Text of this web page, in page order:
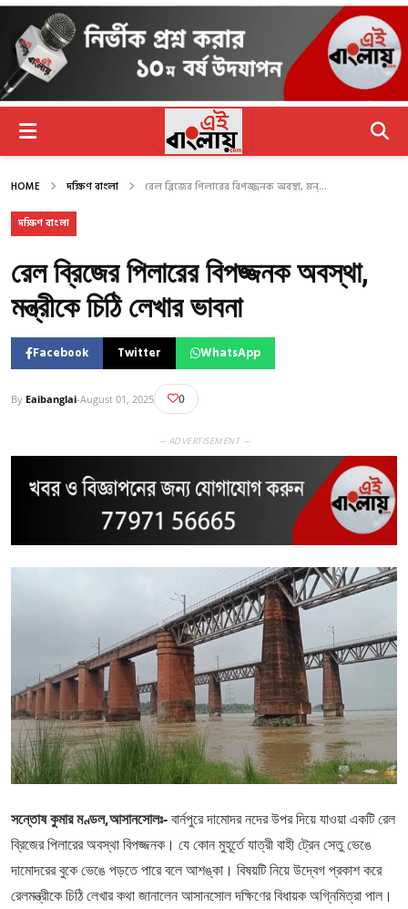
HOME দক্ষিণ বাংলা রেল ব্রিজের পিলারের বিপজ্জনক অবস্থা, মন্...
দক্ষিণ বাংলা
রেল ব্রিজের পিলারের বিপজ্জনক অবস্থা,
মন্ত্রীকে চিঠি লেখার ভাবনা
Facebook Twitter WhatsApp
By Eaibanglai-August 01, 2025 0
— ADVERTISEMENT —
সন্তোষ কুমার মণ্ডল,আসানসোলঃ-বার্নপুরে দামোদর নদের উপর দিয়ে যাওয়া একটি রেল
ব্রিজের পিলারের অবস্থা বিপজ্জনক। যে কোন মুহূর্তে যাত্রী বাহী ট্রেন সেতু ভেঙে
দামোদরের বুকে ভেঙে পড়তে পারে বলে আশঙ্কা। বিষয়টি নিয়ে উদ্বেগ প্রকাশ করে
রেলমন্ত্রীকে চিঠি লেখার কথা জানালেন আসানসোল দক্ষিণের বিধায়ক অগ্নিমিত্রা পাল।